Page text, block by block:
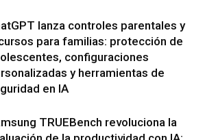
lanza controles parentales y
para familias: protección de
configuraciones
y herramientas de
en IA
TRUEBench revoluciona la